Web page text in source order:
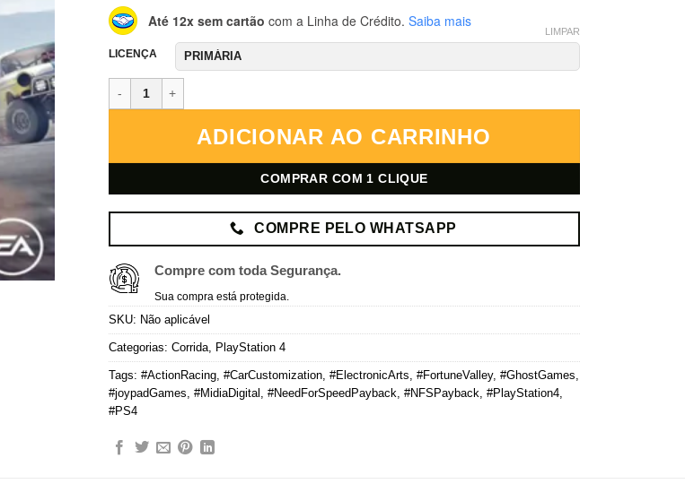
Até 12x sem cartão com a Linha de Crédito. Saiba mais
LICENÇA
LIMPAR
Need for Speed Payback – PlayStation 4 – Mídia Digital quantidade
ADICIONAR AO CARRINHO
COMPRAR COM 1 CLIQUE
COMPRE PELO WHATSAPP
Compre com toda Segurança.
Sua compra está protegida.
SKU: Não aplicável
Categorias: Corrida PlayStation 4
Tags: #ActionRacing #CarCustomization #ElectronicArts #FortuneValley, #GhostGames
#joypadGames #MidiaDigital #NeedForSpeedPayback #NFSPayback #PlayStation4
#PS4